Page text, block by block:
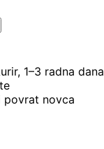
1–3 radna dana
povrat novca